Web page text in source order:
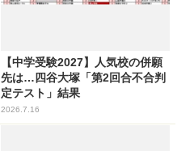
【中学受験2027】人気校の併願
先は…四谷大塚「第2回合不合判
定テスト」結果
2026.7.16